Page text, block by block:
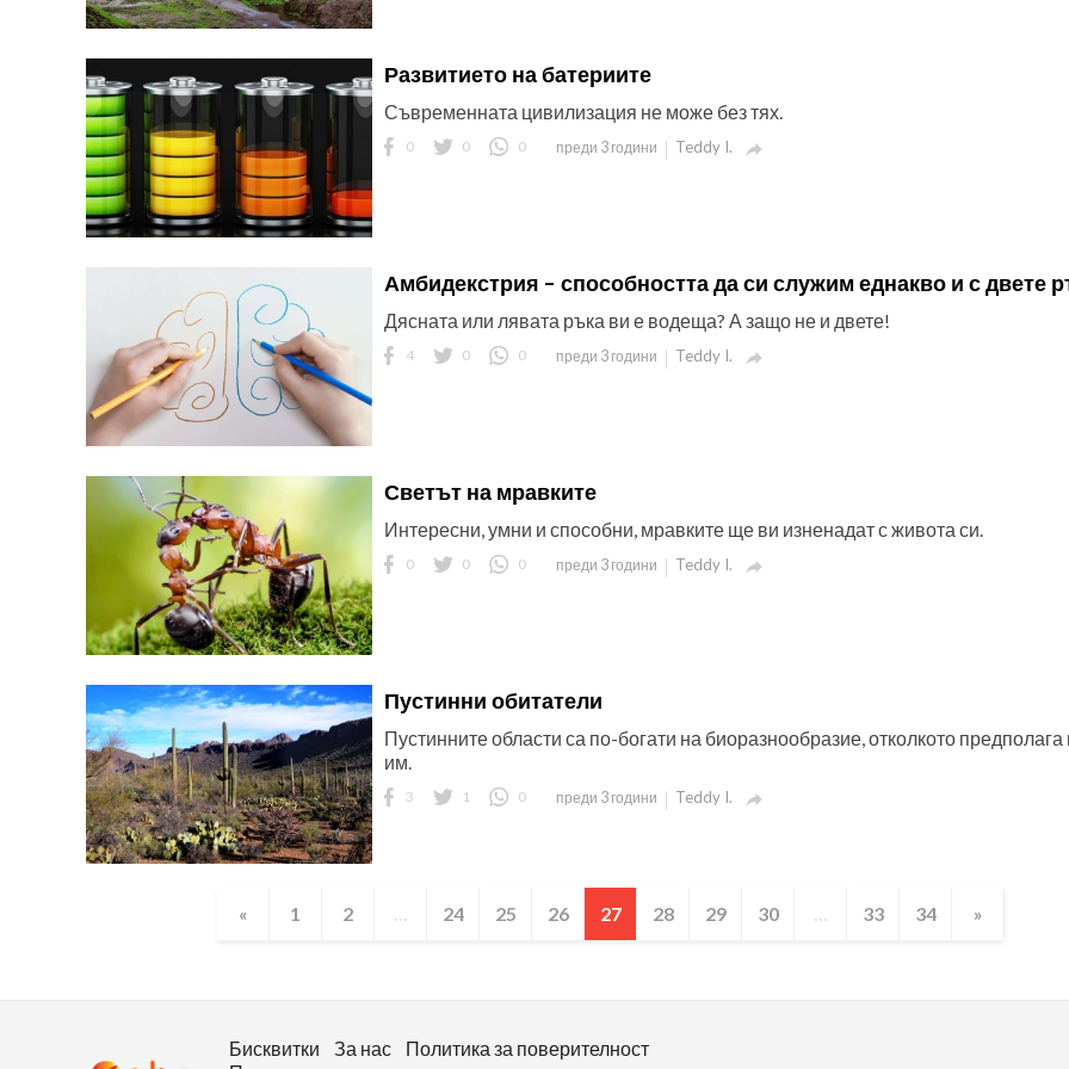
Развитието на батериите
Съвременната цивилизация не може без тях.
0 0 0 преди 3 години Teddy I. 
Амбидекстрия – способността да си служим еднакво и с двете
Дясната или лявата ръка ви е водеща? А защо не и двете!
4 0 0 преди 3 години Teddy I. 
Светът на мравките
Интересни, умни и способни, мравките ще ви изненадат с живота си.
0 0 0 преди 3 години Teddy I. 
Пустинни обитатели
Пустинните области са по-богати на биоразнообразие, отколкото предполага
им.
3 1 0 преди 3 години Teddy I. 
« 1 2 ... 24 25 26 27 28 29 30 ... 33 34 »
Бисквитки За нас
Политика за поверителност